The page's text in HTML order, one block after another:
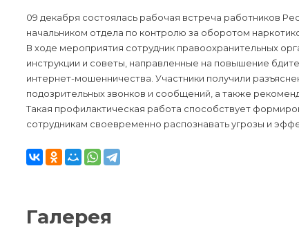
09 декабря состоялась рабочая встреча работников
начальником отдела по контролю за оборотом
В ходе мероприятия сотрудник правоохранительных
инструкции и советы, направленные на повышение
интернет-мошенничества. Участники получили
подозрительных звонков и сообщений, а также
Такая профилактическая работа способствует
сотрудникам своевременно распознавать угрозы и
Галерея